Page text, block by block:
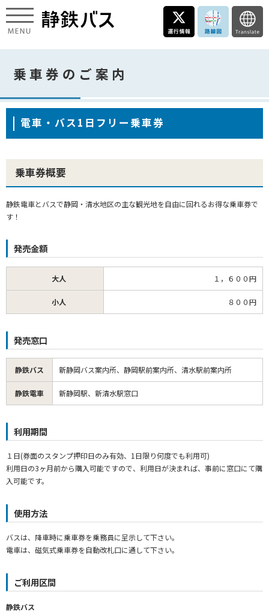
乗車券のご案内
電車・バス1日フリー乗車券
乗車券概要
静鉄電車とバスで静岡・清水地区の主な観光地を自由に回れるお得な乗車券で
す！
発売金額
大人 １，６００円
小人 ８００円
発売窓口
静鉄バス 新静岡バス案内所、静岡駅前案内所、清水駅前案内所
静鉄電車 新静岡駅、新清水駅窓口
利用期間
１日(券面のスタンプ押印日のみ有効、1日限り何度でも利用可)
利用日の3ヶ月前から購入可能ですので、利用日が決まれば、事前に窓口にて購
入可能です。
使用方法
バスは、降車時に乗車券を乗務員に呈示して下さい。
電車は、磁気式乗車券を自動改札口に通して下さい。
ご利用区間
静鉄バス